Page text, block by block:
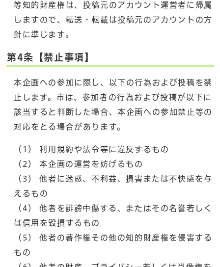
等知的財産権は、投稿元のアカウント運営者に帰属
しますので、転送・転載は投稿元のアカウントの方
針に準じます。
第4条【禁止事項】
本企画への参加に際し、以下の行為および投稿を禁
止します。市は、参加者の行為および投稿が以下に
該当すると判断した場合、本企画への参加禁止等の
対応をとる場合があります。
（1） 利用規約や法令等に違反するもの
（2） 本企画の運営を妨げるもの
（3） 他者に迷惑、不利益、損害または不快感を与
えるもの
（4） 他者を誹謗中傷する、またはその名誉若しく
は信用を毀損するもの
（5） 他者の著作権その他の知的財産権を侵害する
もの